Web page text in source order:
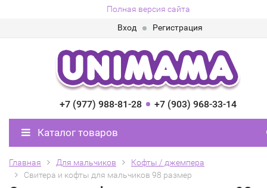
Полная версия сайта
Вход
Регистрация
+7 (977) 988-81-28 +7 (903) 968-33-14
Каталог товаров
Главная Для мальчиков
Кофты / джемпера
Свитера и кофты для мальчиков 98 размер